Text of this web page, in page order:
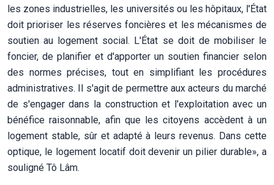
les zones industrielles, les universités ou les hôpitaux, l'État
doit prioriser les réserves foncières et les mécanismes de
soutien au logement social. L'État se doit de mobiliser le
foncier, de planifier et d'apporter un soutien financier selon
des normes précises, tout en simplifiant les procédures
administratives. Il s'agit de permettre aux acteurs du marché
de s'engager dans la construction et l'exploitation avec un
bénéfice raisonnable, afin que les citoyens accèdent à un
logement stable, sûr et adapté à leurs revenus. Dans cette
optique, le logement locatif doit devenir un pilier durable», a
souligné Tô Lâm.